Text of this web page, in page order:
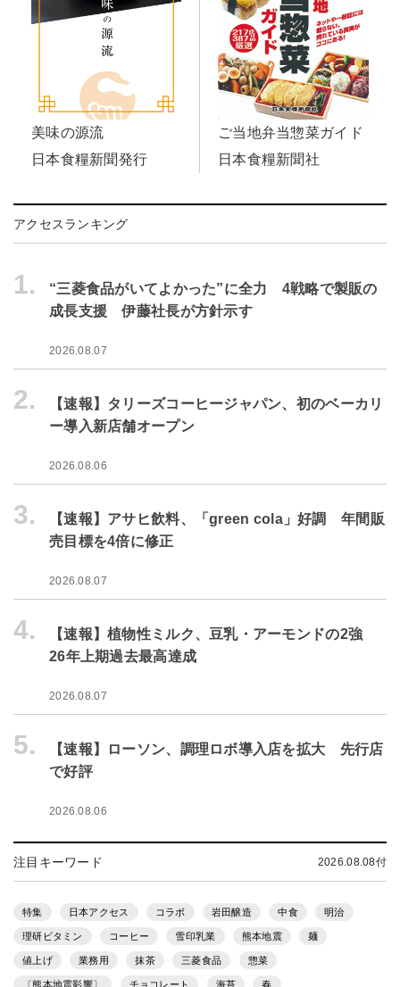
美味の源流
日本食糧新聞発行
ご当地弁当惣菜ガイド
日本食糧新聞社
アクセスランキング
1.
“三菱食品がいてよかった”に全力 4戦略で製販の
成長支援 伊藤社長が方針示す
2026.08.07
2.
【速報】タリーズコーヒージャパン、初のベーカリ
ー導入新店舗オープン
2026.08.06
3.
【速報】アサヒ飲料、「green cola」好調 年間販
売目標を4倍に修正
2026.08.07
4.
【速報】植物性ミルク、豆乳・アーモンドの2強
26年上期過去最高達成
2026.08.07
5.
【速報】ローソン、調理ロボ導入店を拡大 先行店
で好評
2026.08.06
注目キーワード 2026.08.08付
特集 日本アクセス コラボ 岩田醸造 中食 明治
理研ビタミン コーヒー 雪印乳業 熊本地震 麺
値上げ 業務用 抹茶 三菱食品 惣菜
〔熊本地震影響〕 チョコレート 海苔 春